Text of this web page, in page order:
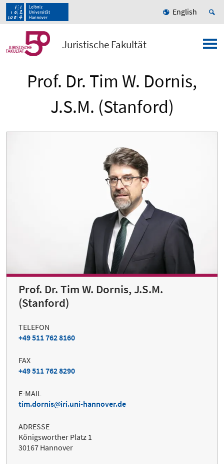
English
Juristische Fakultät
Prof. Dr. Tim W. Dornis,
J.S.M. (Stanford)
Prof. Dr. Tim W. Dornis, J.S.M.
(Stanford)
TELEFON
+49 511 762 8160
FAX
+49 511 762 8290
E-MAIL
tim.dornis
iri.uni-hannover.de
ADRESSE
Königsworther Platz 1
30167 Hannover